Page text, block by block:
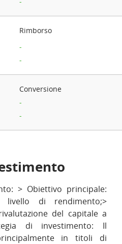
Rimborso
-
-
Conversione
-
-
> Obiettivo principale:
di rendimento;>
del capitale a
di investimento: Il
in titoli di